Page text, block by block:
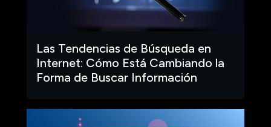
Las Tendencias de Búsqueda en
Internet: Cómo Está Cambiando la
Forma de Buscar Información